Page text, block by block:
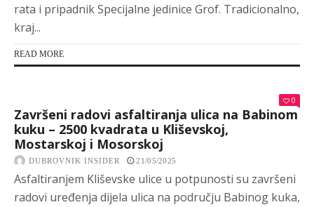
rata i pripadnik Specijalne jedinice Grof. Tradicionalno,
kraj...
READ MORE
0
Završeni radovi asfaltiranja ulica na Babinom
kuku – 2500 kvadrata u Kliševskoj,
Mostarskoj i Mosorskoj
DUBROVNIK INSIDER 21/05/2025
Asfaltiranjem Kliševske ulice u potpunosti su završeni
radovi uređenja dijela ulica na području Babinog kuka,